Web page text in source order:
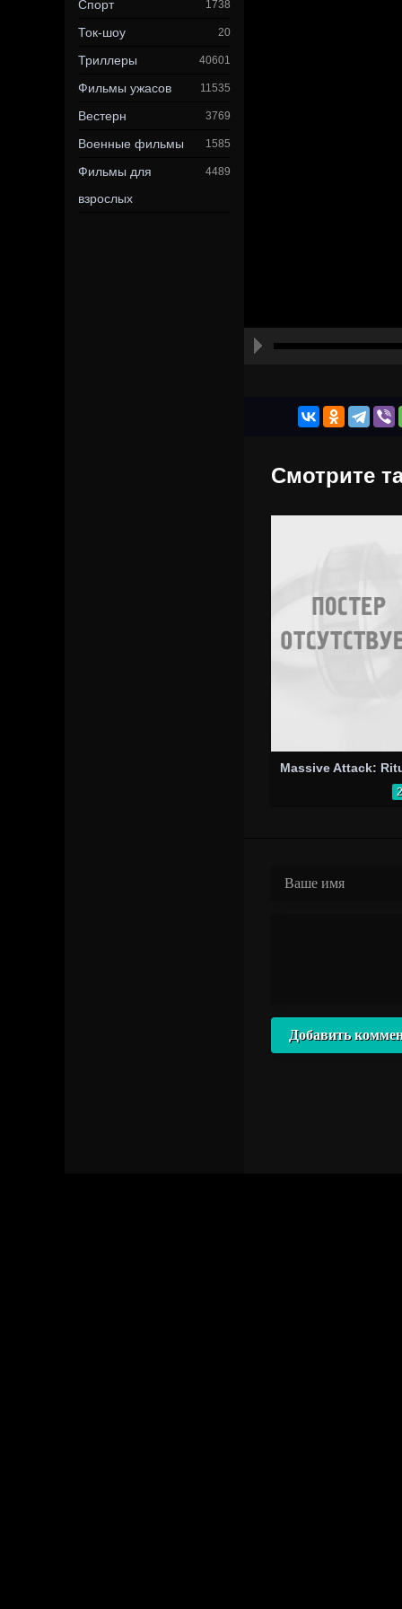
Спорт 1738
Ток-шоу 20
Триллеры 40601
Фильмы ужасов 11535
Вестерн 3769
Военные фильмы 1585
Фильмы для
взрослых
4489
Смотрите
Добавить